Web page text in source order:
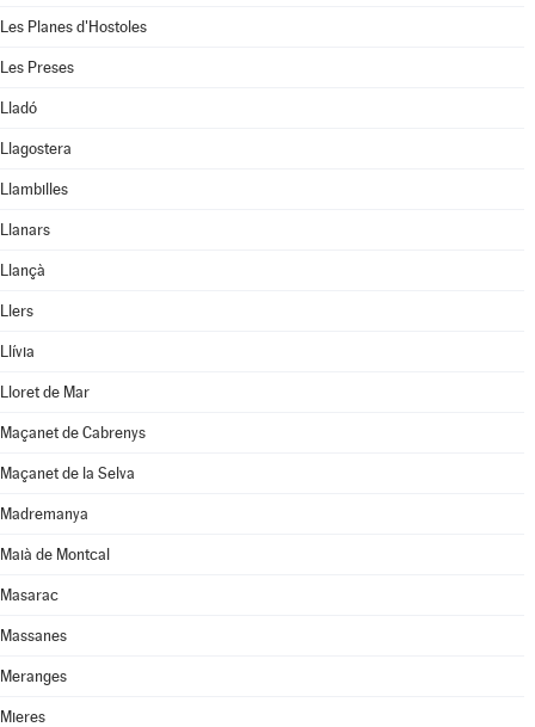
Les Planes d'Hostoles
Les Preses
Lladó
Llagostera
Llambilles
Llanars
Llançà
Llers
Llívia
Lloret de Mar
Maçanet de Cabrenys
Maçanet de la Selva
Madremanya
Maià de Montcal
Masarac
Massanes
Meranges
Mieres